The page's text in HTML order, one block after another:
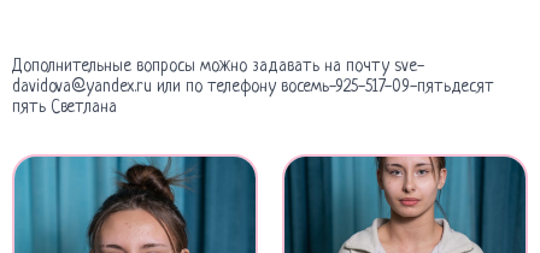
Дополнительные вопросы можно задавать на почту sve-
davidova@yandex.ru или по телефону восемь-925-517-09-пятьдесят
пять Светлана